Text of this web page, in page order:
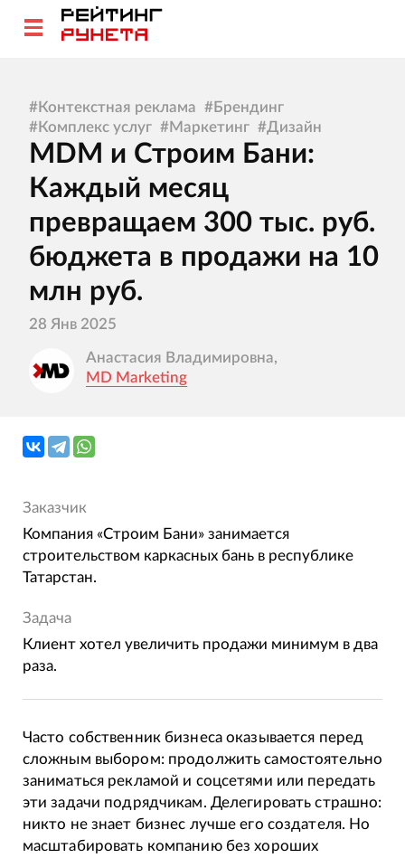
#Контекстная реклама #Брендинг
#Комплекс услуг #Маркетинг #Дизайн
MDM и Строим Бани:
Каждый месяц
превращаем 300 тыс. руб.
бюджета в продажи на 10
млн руб.
28 Янв 2025
Анастасия Владимировна,
MD Marketing
Заказчик
Компания «Строим Бани» занимается
строительством каркасных бань в республике
Татарстан.
Задача
Клиент хотел увеличить продажи минимум в два
раза.
Часто собственник бизнеса оказывается перед
сложным выбором: продолжить самостоятельно
заниматься рекламой и соцсетями или передать
эти задачи подрядчикам. Делегировать страшно:
никто не знает бизнес лучше его создателя. Но
масштабировать компанию без хороших